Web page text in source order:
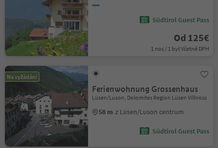
Südtirol Guest Pass
Od 125€
1 noc / 1 byt Včetně DPH
Na vyžádání
Ferienwohnung Grossenhaus
Lüsen/Luson, Dolomites Region Lüsen Villnöss
58 m z Lüsen/Luson centrum
Südtirol Guest Pass